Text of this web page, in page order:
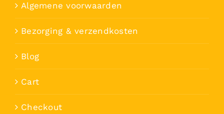
Algemene voorwaarden
Bezorging & verzendkosten
Blog
Cart
Checkout